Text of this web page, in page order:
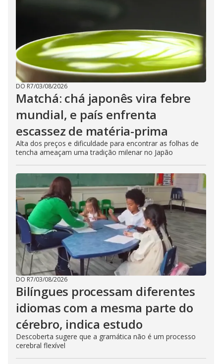
DO R7/03/08/2026
Matchá: chá japonês vira febre
mundial, e país enfrenta
escassez de matéria-prima
Alta dos preços e dificuldade para encontrar as folhas de
tencha ameaçam uma tradição milenar no Japão
DO R7/03/08/2026
Bilíngues processam diferentes
idiomas com a mesma parte do
cérebro, indica estudo
Descoberta sugere que a gramática não é um processo
cerebral flexível